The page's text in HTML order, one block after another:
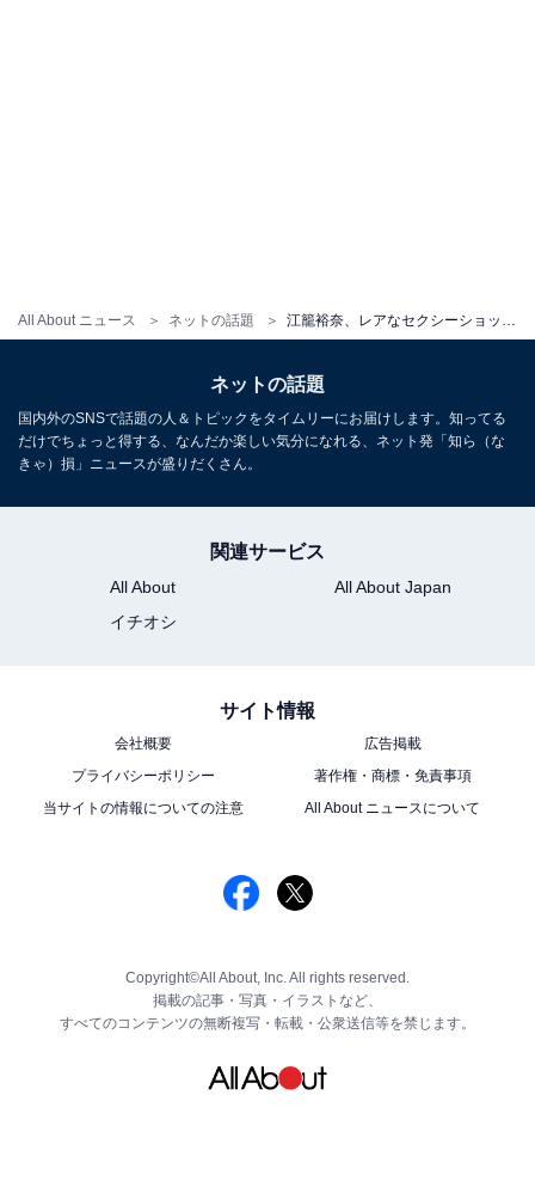
All About ニュース ネットの話題
ネットの話題
国内外のSNSで話題の人＆トピックをタイムリーにお届けします。知ってる
だけでちょっと得する、なんだか楽しい気分になれる、ネット発「知ら（な
きゃ）損」ニュースが盛りだくさん。
関連サービス
All About
All About Japan
イチオシ
サイト情報
会社概要
広告掲載
プライバシーポリシー
著作権・商標・免責事項
当サイトの情報についての注意
All About ニュースについて
Copyright©All About, Inc. All rights reserved.
掲載の記事・写真・イラストなど、
すべてのコンテンツの無断複写・転載・公衆送信等を禁じます。